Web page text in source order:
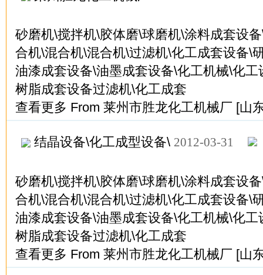
砂磨机\搅拌机\胶体磨\球磨机\涂料成套设
合机\混合机\混合机\过滤机\化工成套设备\
油漆成套设备\油墨成套设备\化工机械\化
树脂成套设备过滤机\化工成套
查看更多 From 莱州市胜龙化工机械厂 [山
结晶设备\化工成型设备\ 2012-03-31
砂磨机\搅拌机\胶体磨\球磨机\涂料成套设
合机\混合机\混合机\过滤机\化工成套设备\
油漆成套设备\油墨成套设备\化工机械\化
树脂成套设备过滤机\化工成套
查看更多 From 莱州市胜龙化工机械厂 [山